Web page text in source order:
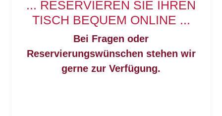
... RESERVIEREN SIE IHREN
TISCH BEQUEM ONLINE ...
Bei Fragen oder
Reservierungswünschen stehen wir
gerne zur Verfügung.